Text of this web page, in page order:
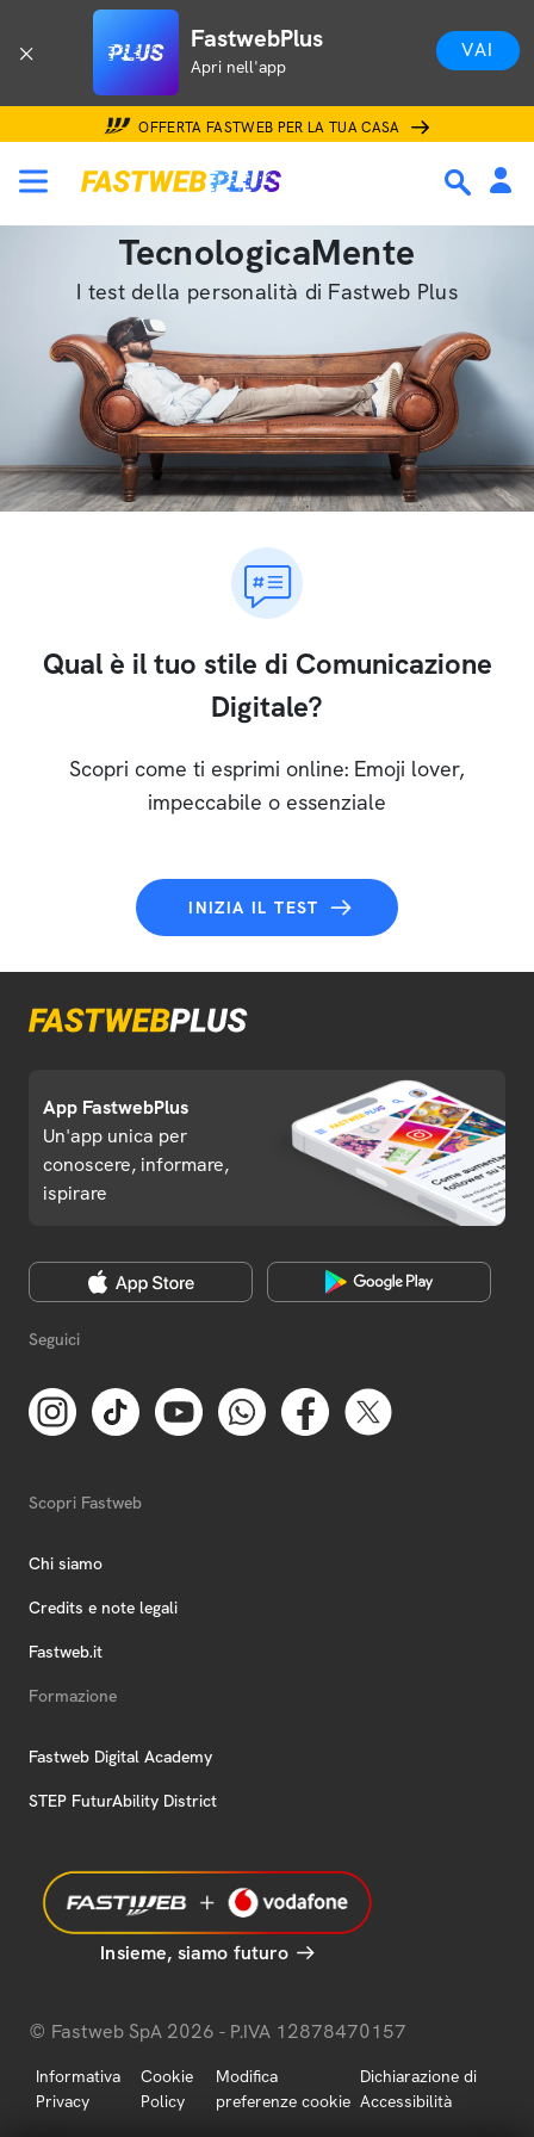
FastwebPlus
Apri nell'app
VAI
OFFERTA FASTWEB PER LA TUA CASA
TecnologicaMente
I test della personalità di Fastweb Plus
Qual è il tuo stile di Comunicazione
Digitale?
Scopri come ti esprimi online: Emoji lover,
impeccabile o essenziale
INIZIA IL TEST
App FastwebPlus
Un'app unica per
conoscere, informare,
ispirare
Seguici
Scopri Fastweb
Chi siamo
Credits e note legali
Fastweb.it
Formazione
Fastweb Digital Academy
STEP FuturAbility District
Insieme, siamo futuro
© Fastweb SpA 2026 - P.IVA 12878470157
Informativa
Privacy
Cookie
Policy
Modifica
preferenze cookie
Dichiarazione di
Accessibilità